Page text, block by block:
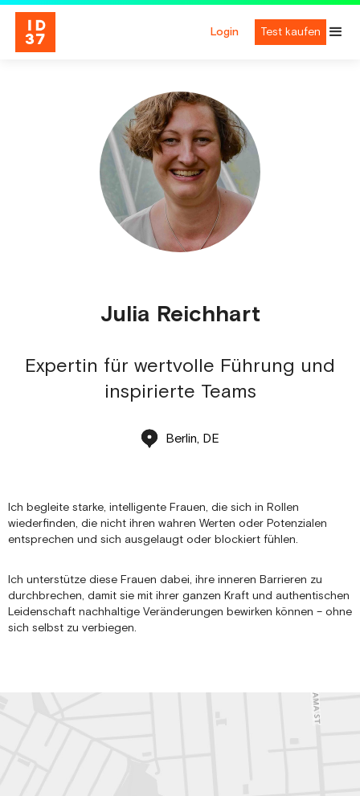
Login Test kaufen
Julia Reichhart
Expertin für wertvolle Führung und
inspirierte Teams
Berlin, DE
Ich begleite starke, intelligente Frauen, die sich in Rollen
wiederfinden, die nicht ihren wahren Werten oder Potenzialen
entsprechen und sich ausgelaugt oder blockiert fühlen.
Ich unterstütze diese Frauen dabei, ihre inneren Barrieren zu
durchbrechen, damit sie mit ihrer ganzen Kraft und authentischen
Leidenschaft nachhaltige Veränderungen bewirken können – ohne
sich selbst zu verbiegen.